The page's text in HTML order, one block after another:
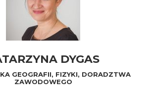
DYGAS
GEOGRAFII, FIZYKI, DORADZTWA
ZAWODOWEGO